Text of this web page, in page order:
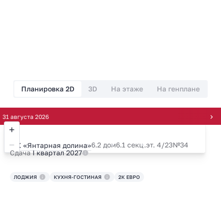
2026
Планировка 2D 3D На этаже На генплане
ЖК «Янтарная долина»6.2 дом6.1 секц.эт. 4/23№34
СдачаI квартал 2027
ЛОДЖИЯ КУХНЯ-ГОСТИНАЯ 2К ЕВРО